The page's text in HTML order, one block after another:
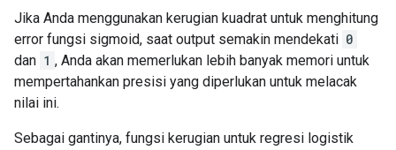
Jika Anda menggunakan kerugian kuadrat untuk menghitung
error fungsi sigmoid, saat output semakin mendekati 0
dan 1 , Anda akan memerlukan lebih banyak memori untuk
mempertahankan presisi yang diperlukan untuk melacak
nilai ini.
Sebagai gantinya, fungsi kerugian untuk regresi logistik